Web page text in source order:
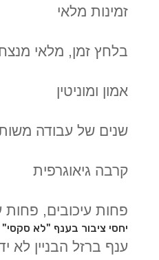
זמינות מלאי
בלחץ זמן, מלאי
אמון ומוניטין
שנים של עבודה
קרבה גיאוגרפית
פחות עיכובים, פחות
יחסי ציבור בענף "לא
ענף ברזל הבניין לא